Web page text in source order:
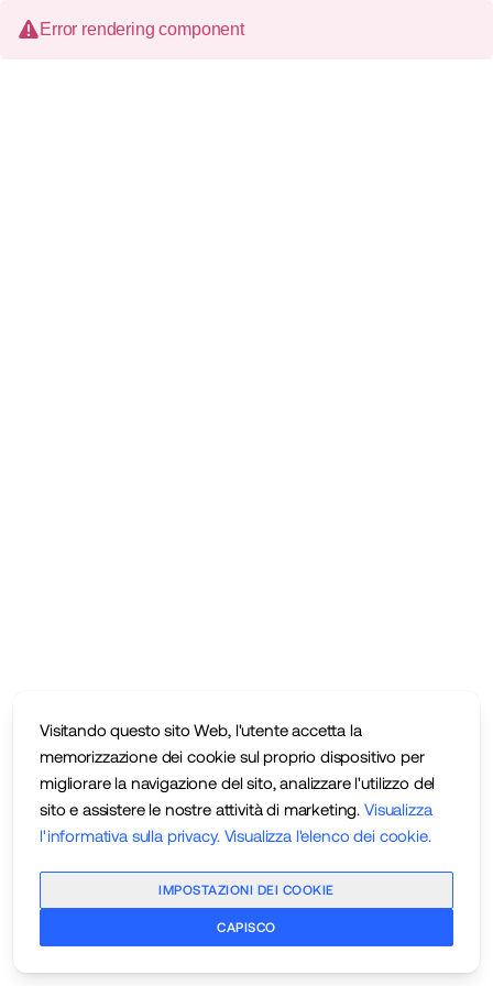
Visitando questo sito Web, l'utente accetta la
memorizzazione dei cookie sul proprio dispositivo per
migliorare la navigazione del sito, analizzare l'utilizzo del
sito e assistere le nostre attività di marketing. Visualizza
l'informativa sulla privacy. Visualizza l'elenco dei cookie.
IMPOSTAZIONI DEI COOKIE
CAPISCO
Error rendering component